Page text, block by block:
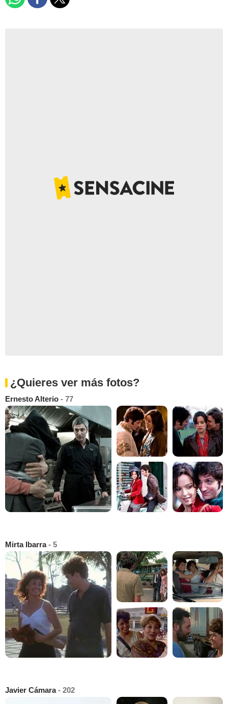
¿Quieres ver más fotos?
Ernesto Alterio - 77
Mirta Ibarra- 5
Javier Cámara- 202